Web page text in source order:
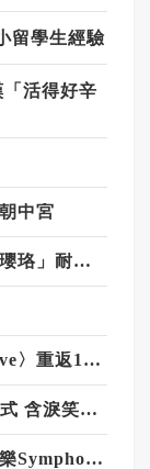
留學生經驗
活得好辛
中宮
康乃馨姊妹花！石竹新品種「仲夏瓔珞」耐熱不褪色
鋼琴家林易跨界娛樂圈 〈First Love〉重返18歲
定目劇《說唱季敘》以12種再見方式 含淚笑推最終章
簡秀枝》玉山金控精神饗宴《交響樂Symphony》